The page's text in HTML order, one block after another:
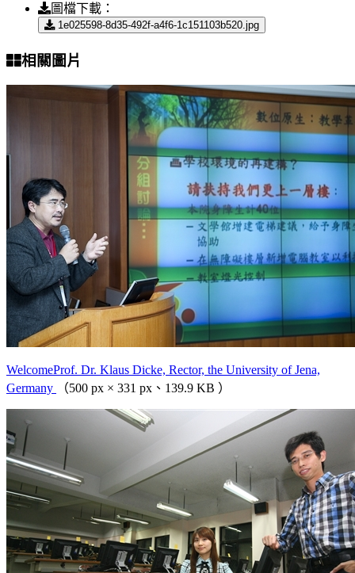
圖檔下載：
1e025598-8d35-492f-a4f6-1c151103b520.jpg
相關圖片
WelcomeProf. Dr. Klaus Dicke, Rector, the University of Jena,
Germany
（500 px × 331 px、139.9 KB ）